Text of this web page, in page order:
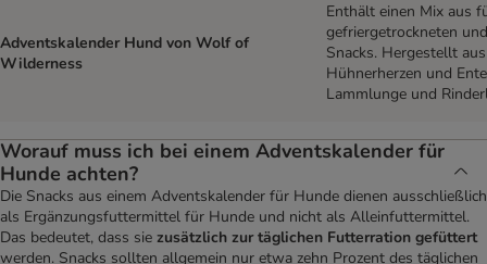
Adventskalender Hund von Wolf of
Wilderness
Enthält einen Mix aus
gefriergetrockneten
Snacks. Hergestellt
Hühnerherzen und
Lammlunge und
Worauf muss ich bei einem Adventskalender für
Hunde achten?
Die Snacks aus einem Adventskalender für Hunde dienen ausschließlich
als Ergänzungsfuttermittel für Hunde und nicht als Alleinfuttermittel.
Das bedeutet, dass sie zusätzlich zur täglichen Futterration gefüttert
werden. Snacks sollten allgemein nur etwa zehn Prozent des täglichen